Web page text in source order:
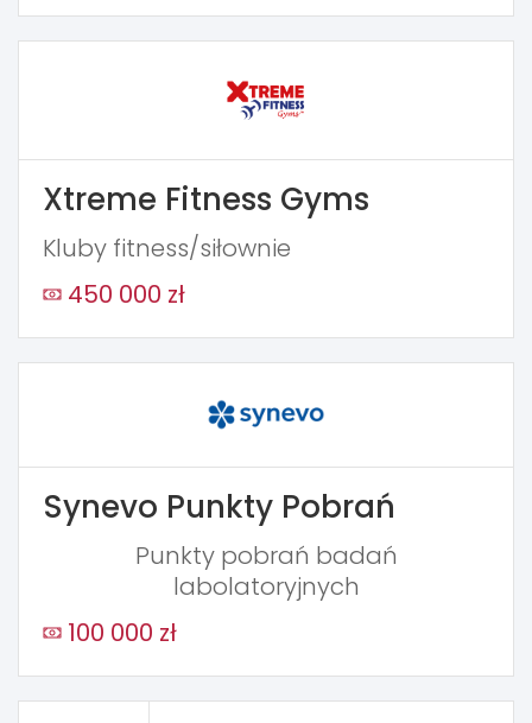
Xtreme Fitness Gyms
Kluby fitness/siłownie
450 000 zł
Synevo Punkty Pobrań
Punkty pobrań badań
labolatoryjnych
100 000 zł